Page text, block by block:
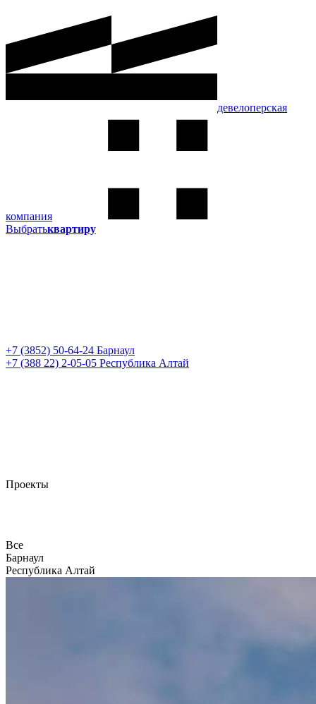
девелоперская
компания
Выбратьквартиру
+7 (3852) 50-64-24 Барнаул
+7 (388 22) 2-05-05 Республика Алтай
Проекты
Все
Барнаул
Республика Алтай